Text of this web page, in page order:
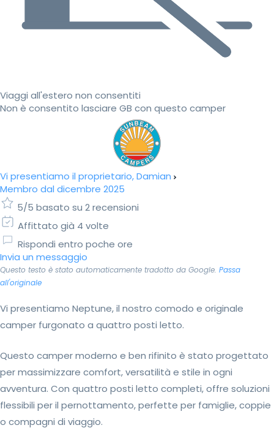
Viaggi all'estero non consentiti
Non è consentito lasciare GB con questo camper
Vi presentiamo il proprietario, Damian
Membro dal dicembre 2025
5/5 basato su 2 recensioni
Affittato già 4 volte
Rispondi entro poche ore
Invia un messaggio
Questo testo è stato automaticamente tradotto da Google. Passa
all'originale
Vi presentiamo Neptune, il nostro comodo e originale
camper furgonato a quattro posti letto.
Questo camper moderno e ben rifinito è stato progettato
per massimizzare comfort, versatilità e stile in ogni
avventura. Con quattro posti letto completi, offre soluzioni
flessibili per il pernottamento, perfette per famiglie, coppie
o compagni di viaggio.